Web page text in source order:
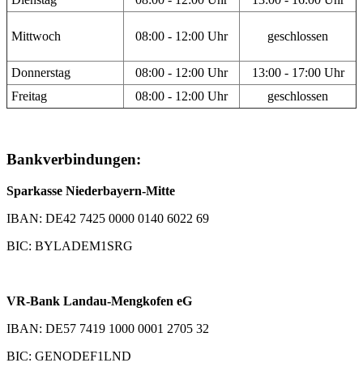
Mittwoch 08:00 - 12:00 Uhr geschlossen
Donnerstag 08:00 - 12:00 Uhr
13:00 - 17:00 Uhr
Freitag
08:00 - 12:00 Uhr geschlossen
Bankverbindungen:
Sparkasse Niederbayern-Mitte
IBAN: DE42 7425 0000 0140 6022 69
BIC: BYLADEM1SRG
VR-Bank Landau-Mengkofen eG
IBAN: DE57 7419 1000 0001 2705 32
BIC: GENODEF1LND